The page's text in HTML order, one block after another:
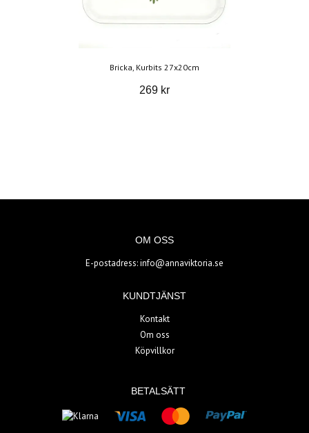
Bricka, Kurbits 27x20cm
269 kr
OM OSS
E-postadress:info@annaviktoria.se
KUNDTJÄNST
Kontakt
Om oss
Köpvillkor
BETALSÄTT